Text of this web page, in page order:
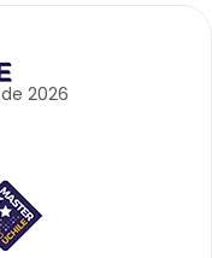
de 2026